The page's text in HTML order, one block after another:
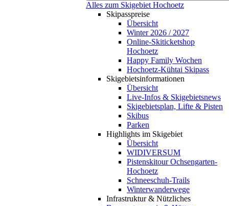
Alles zum Skigebiet Hochoetz
Skipasspreise
Übersicht
Winter 2026 / 2027
Online-Skiticketshop
Hochoetz
Happy Family Wochen
Hochoetz-Kühtai Skipass
Skigebietsinformationen
Übersicht
Live-Infos & Skigebietsnews
Skigebietsplan, Lifte & Pisten
Skibus
Parken
Highlights im Skigebiet
Übersicht
WIDIVERSUM
Pistenskitour Ochsengarten-
Hochoetz
Schneeschuh-Trails
Winterwanderwege
Infrastruktur & Nützliches